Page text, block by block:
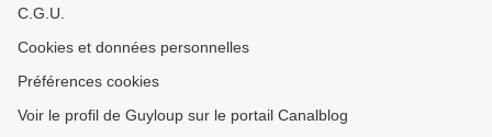
C.G.U.
Cookies et données personnelles
Préférences cookies
Voir le profil de Guyloup sur le portail Canalblog